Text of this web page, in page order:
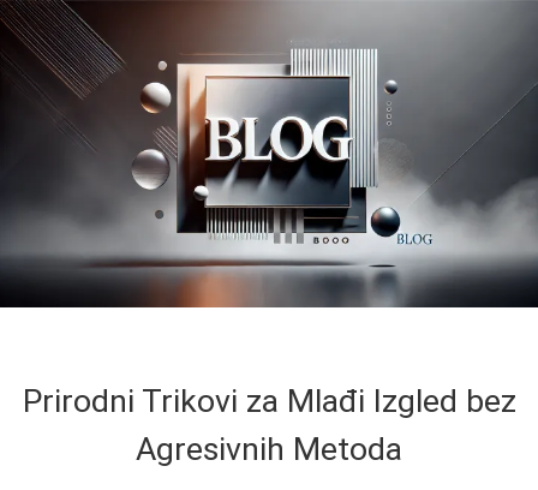
Prirodni Trikovi za Mlađi Izgled bez
Agresivnih Metoda